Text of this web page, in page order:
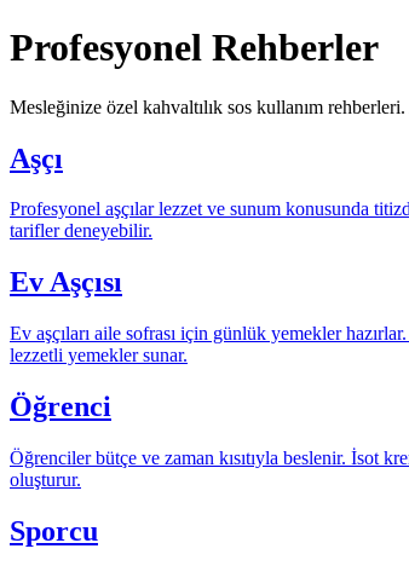
Profesyonel Rehberler
Mesleğinize özel kahvaltılık sos kullanım
Aşçı
Profesyonel aşçılar lezzet ve sunum konusunda
tarifler deneyebilir.
Ev Aşçısı
Ev aşçıları aile sofrası için günlük yemekler
lezzetli yemekler sunar.
Öğrenci
Öğrenciler bütçe ve zaman kısıtıyla beslenir. İsot
oluşturur.
Sporcu